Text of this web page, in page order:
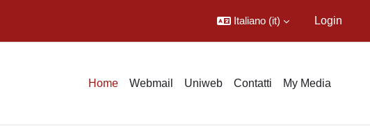
Italiano ‎(it)‎ Login
Home Webmail Uniweb Contatti My Media